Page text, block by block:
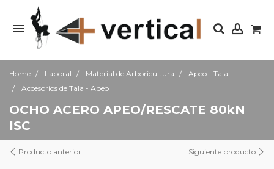
Home Laboral Material de Arboricultura
Apeo - Tala
Accesorios de Tala - Apeo
OCHO ACERO APEO/RESCATE 80kN
ISC
Producto anterior Siguiente producto